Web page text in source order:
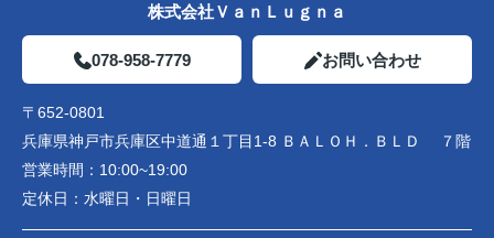
株式会社ＶａｎＬｕｇｎａ
078-958-7779 お問い合わせ
〒652-0801
兵庫県神戸市兵庫区中道通１丁目1-8 ＢＡＬＯＨ．ＢＬＤ ７階
営業時間： 10:00~19:00
定休日： 水曜日・日曜日